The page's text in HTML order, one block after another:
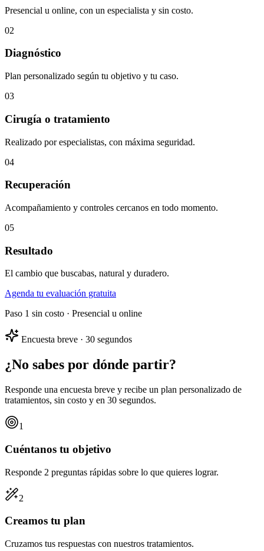
Presencial u online, con un especialista y sin costo.
02
Diagnóstico
Plan personalizado según tu objetivo y tu caso.
03
Cirugía o tratamiento
Realizado por especialistas, con máxima seguridad.
04
Recuperación
Acompañamiento y controles cercanos en todo momento.
05
Resultado
El cambio que buscabas, natural y duradero.
Agenda tu evaluación gratuita
Paso 1 sin costo · Presencial u online
Encuesta breve · 30 segundos
¿No sabes por dónde partir?
Responde una encuesta breve y recibe un plan personalizado de
tratamientos, sin costo y en 30 segundos.
1
Cuéntanos tu objetivo
Responde 2 preguntas rápidas sobre lo que quieres lograr.
2
Creamos tu plan
Cruzamos tus respuestas con nuestros tratamientos.